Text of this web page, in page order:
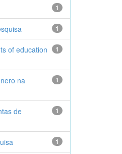
1
1
1
of education
1
na
1
de
1